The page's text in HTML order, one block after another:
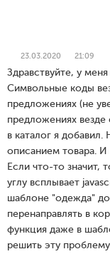
23.03.2020 21:09
Здравствуйте, у
Символьные коды
предложениях (не
предложениях
в каталог я
описанием товара. И
Если что-то значит,
углу всплывает
шаблоне "одежда"
перенаправлять в
функция даже в
решить эту